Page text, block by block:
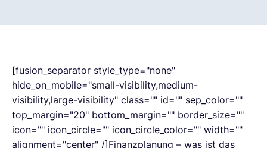
[fusion_separator style_type="none"
hide_on_mobile="small-visibility,medium-
visibility,large-visibility" class="" id="" sep_color=""
top_margin="20" bottom_margin="" border_size=""
icon="" icon_circle="" icon_circle_color="" width=""
alignment="center" /]Finanzplanung – was ist das